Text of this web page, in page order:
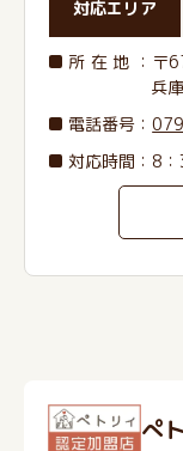
対応エリア
所在地 ：〒
兵
電話番号 ：
対応時間：8
ぺ